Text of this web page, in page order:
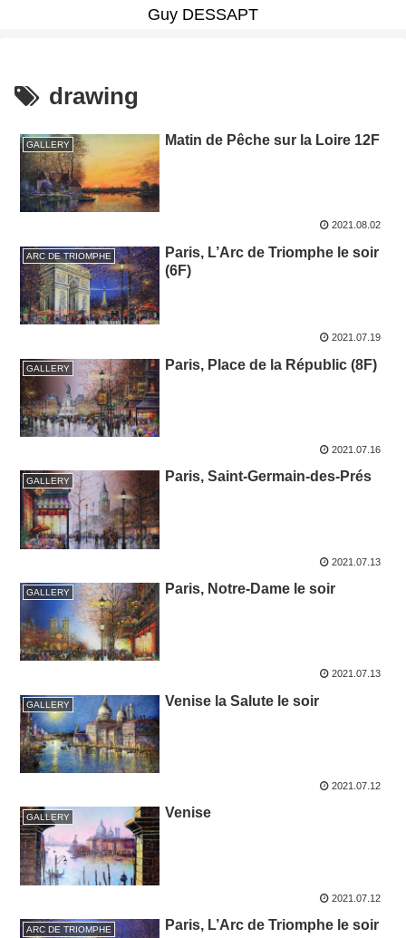
Guy DESSAPT
drawing
GALLERY Matin de Pêche sur la Loire 12F
2021.08.02
ARC DE TRIOMPHE
Paris, L’Arc de Triomphe le soir
(6F)
2021.07.19
GALLERY Paris, Place de la Républic (8F)
2021.07.16
GALLERY Paris, Saint-Germain-des-Prés
2021.07.13
GALLERY Paris, Notre-Dame le soir
2021.07.13
GALLERY Venise la Salute le soir
2021.07.12
GALLERY Venise
2021.07.12
ARC DE TRIOMPHE Paris, L’Arc de Triomphe le soir